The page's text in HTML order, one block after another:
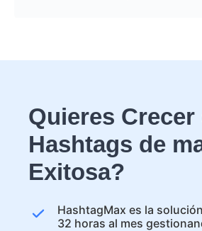
Quieres Crecer
Hashtags de
Exitosa?
HashtagMax es la
32 horas al mes